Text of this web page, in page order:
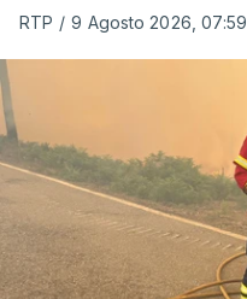
RTP / 9 Agosto 2026, 07:59